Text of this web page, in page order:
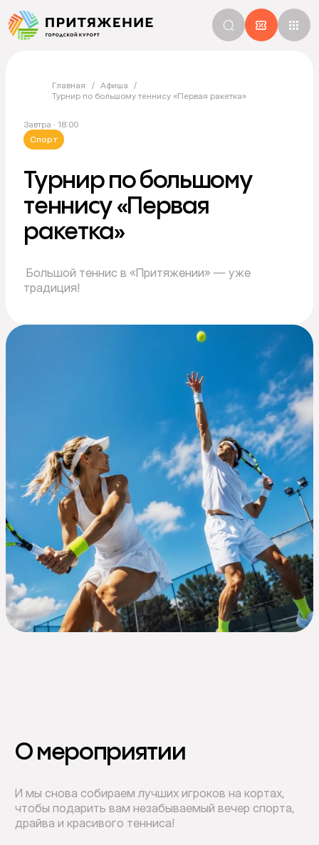
Главная
Афиша
Турнир по большому теннису «Первая ракетка»
Завтра · 18:00
Спорт
Турнир по большому
теннису «Первая
ракетка»
Большой теннис в «Притяжении» — уже
традиция!
О мероприятии
И мы снова собираем лучших игроков на кортах,
чтобы подарить вам незабываемый вечер спорта,
драйва и красивого тенниса!